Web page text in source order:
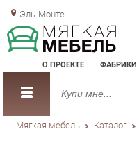
Эль-Монте
О ПРОЕКТЕ ФАБРИКИ
Мягкая мебель Каталог